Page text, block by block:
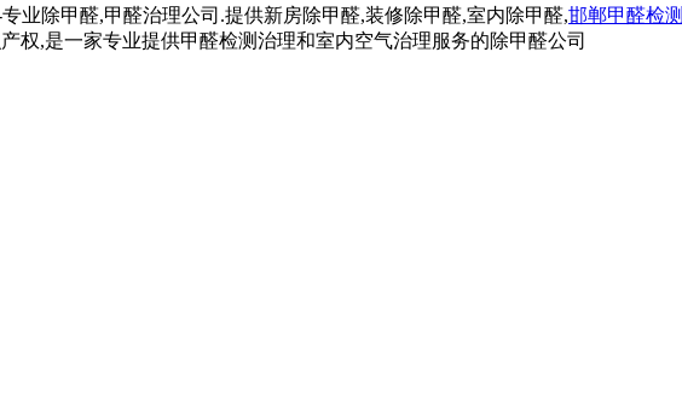
业除甲醛,甲醛治理公司.提供新房除甲醛,装修除甲醛,室内除甲醛,邯郸甲醛检测
权,是一家专业提供甲醛检测治理和室内空气治理服务的除甲醛公司